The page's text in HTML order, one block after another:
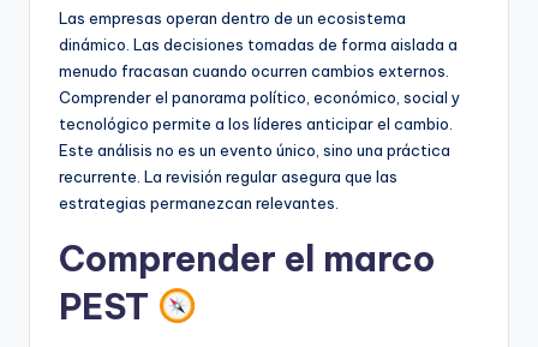
&
D
it
Las empresas operan dentro de un ecosistema
dinámico. Las decisiones tomadas de forma aislada a
menudo fracasan cuando ocurren cambios externos.
Comprender el panorama político, económico, social y
tecnológico permite a los líderes anticipar el cambio.
Este análisis no es un evento único, sino una práctica
recurrente. La revisión regular asegura que las
estrategias permanezcan relevantes.
Comprender el marco
PEST